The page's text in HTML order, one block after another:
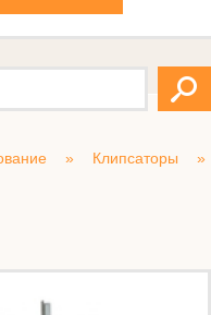
» Клипсаторы »